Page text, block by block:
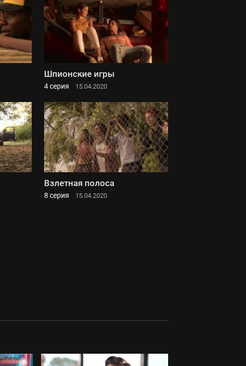
Шпионские игры
4 серия 15.04.2020
Взлетная полоса
8 серия 15.04.2020